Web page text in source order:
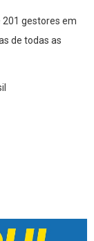
201 gestores em
de todas as